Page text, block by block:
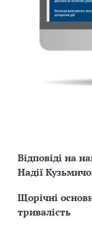
Відповіді на
Надії
Щорічні
тривалість